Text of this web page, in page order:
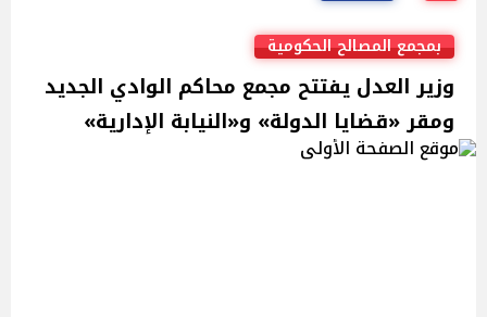
بمجمع المصالح الحكومية
وزير العدل يفتتح مجمع محاكم الوادي الجديد
ومقر «قضايا الدولة» و«النيابة الإدارية»